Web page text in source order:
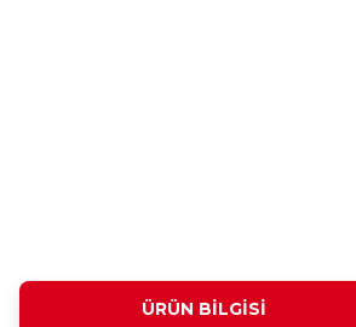
ÜRÜN BILGISI